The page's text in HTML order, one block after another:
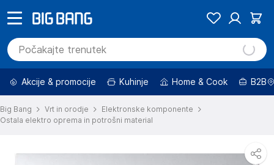
Akcije & promocije Kuhinje Home & Cook B2B
Big Bang Vrt in orodje
Elektronske komponente
Ostala elektro oprema in potrošni material